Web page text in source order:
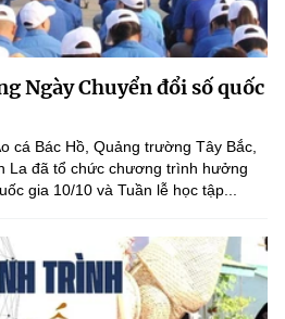
Ngày Chuyển đổi số quốc
cá Bác Hồ, Quảng trường Tây Bắc,
La đã tổ chức chương trình hưởng
gia 10/10 và Tuần lễ học tập...